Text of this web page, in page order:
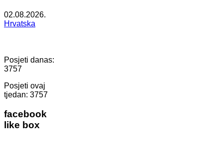
02.08.2026.
Hrvatska
Posjeti danas:
3757
Posjeti ovaj
tjedan: 3757
facebook
like box